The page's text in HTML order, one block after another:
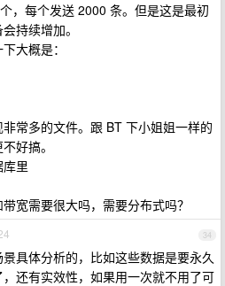
，每个发送 2000 条。但是这是最初
持续增加。
大概是：
常多的文件。跟 BT 下小姐姐一样的
好搞。
里
宽需要很大吗，需要分布式吗？
34
具体分析的，比如这些数据是要永久
还有实效性，如果用一次就不用了可